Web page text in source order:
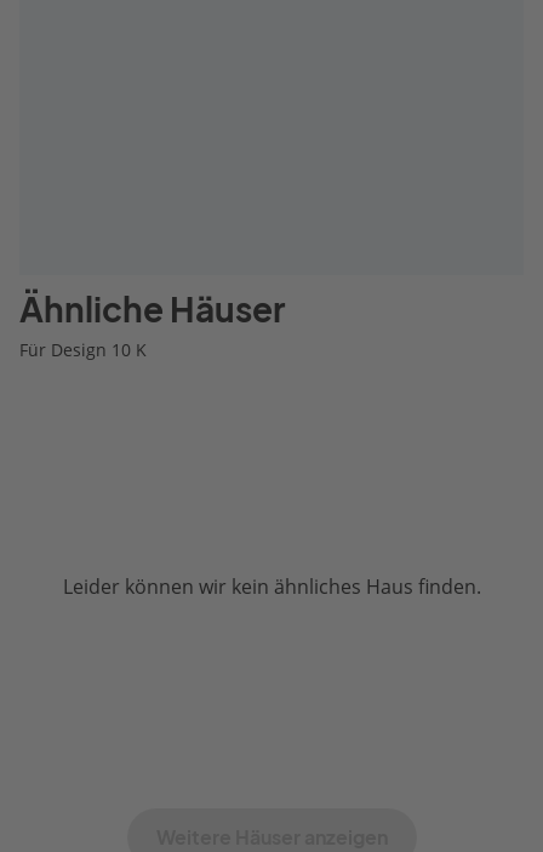
Ähnliche Häuser
Für Design 10 K
Leider können wir kein ähnliches Haus finden.